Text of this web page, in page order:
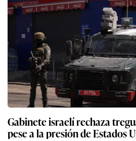
Gabinete israelí rechaza
pese a la presión de Estados